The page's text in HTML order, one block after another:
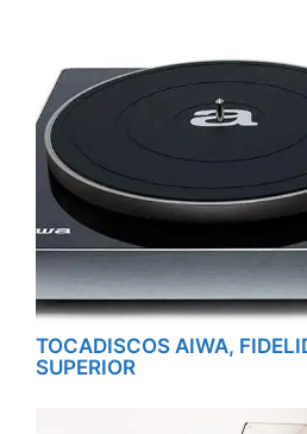
TOCADISCOS AIWA,
SUPERIOR